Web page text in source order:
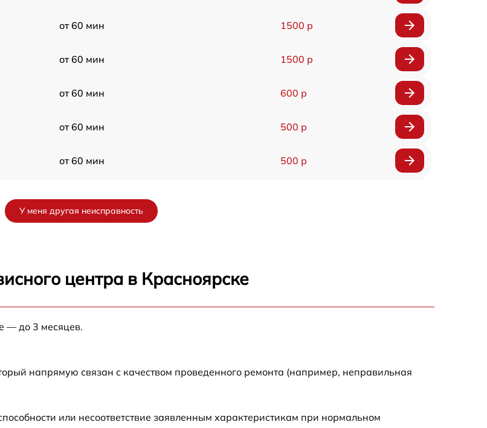
от 60 мин 1500 р
от 60 мин 1500 р
от 60 мин 600 р
от 60 мин 500 р
от 60 мин 500 р
от 60 мин
У меня другая неисправность
центра в Красноярске
— до 3 месяцев.
напрямую связан с качеством проведенного ремонта (например, неправильная
или несоответствие заявленным характеристикам при нормальном